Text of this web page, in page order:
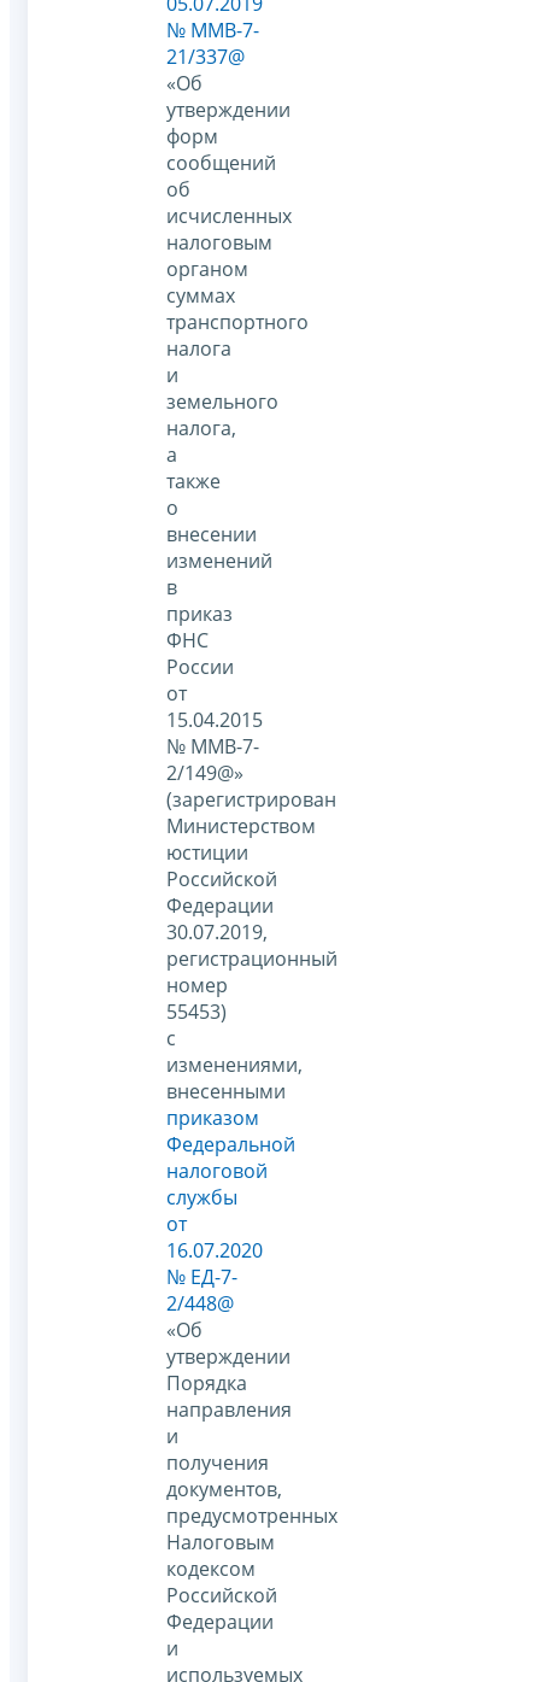
№ ММВ-7-
21/337@
«Об
утверждении
форм
сообщений
об
исчисленных
налоговым
органом
суммах
транспортного
налога
и
земельного
налога,
а
также
о
внесении
изменений
в
приказ
ФНС
России
от
15.04.2015
№ ММВ-7-
2/149@»
(зарегистрирован
Министерством
юстиции
Российской
Федерации
30.07.2019,
регистрационный
номер
55453)
с
изменениями,
внесенными
приказом
Федеральной
налоговой
службы
от
16.07.2020
№ ЕД-7-
2/448@
«Об
утверждении
Порядка
направления
и
получения
документов,
предусмотренных
Налоговым
кодексом
Российской
Федерации
и
используемых